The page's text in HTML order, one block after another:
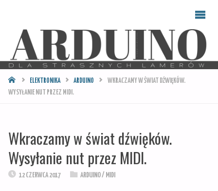
STRASZNYCH
LAMERÓW
STRONA
GŁÓWNA
ELEKTRONIKA ARDUINO
WKRACZAMY W ŚWIAT DŹWIĘKÓW.
WYSYŁANIE NUT PRZEZ MIDI.
Wkraczamy w świat dźwięków.
Wysyłanie nut przez MIDI.
12 CZERWCA 2017 ARDUINO/ MIDI